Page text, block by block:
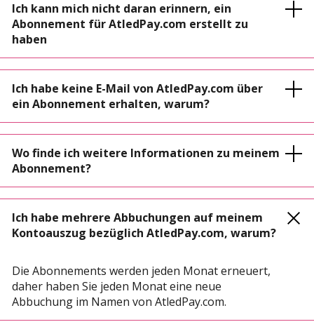
Ich kann mich nicht daran erinnern, ein
Abonnement für AtledPay.com erstellt zu
haben
Ich habe keine E-Mail von AtledPay.com über
ein Abonnement erhalten, warum?
Wo finde ich weitere Informationen zu meinem
Abonnement?
Ich habe mehrere Abbuchungen auf meinem
Kontoauszug bezüglich AtledPay.com, warum?
Die Abonnements werden jeden Monat erneuert,
daher haben Sie jeden Monat eine neue
Abbuchung im Namen von AtledPay.com.